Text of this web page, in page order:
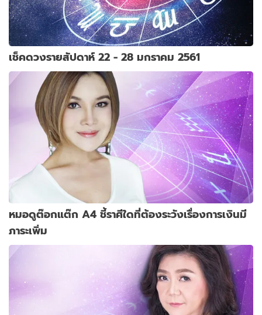
เช็คดวงรายสัปดาห์ 22 - 28 มกราคม 2561
หมอดูต๊อกแต๊ก A4 ชี้ราศีใดที่ต้องระวังเรื่องการเงินมี
ภาระเพิ่ม